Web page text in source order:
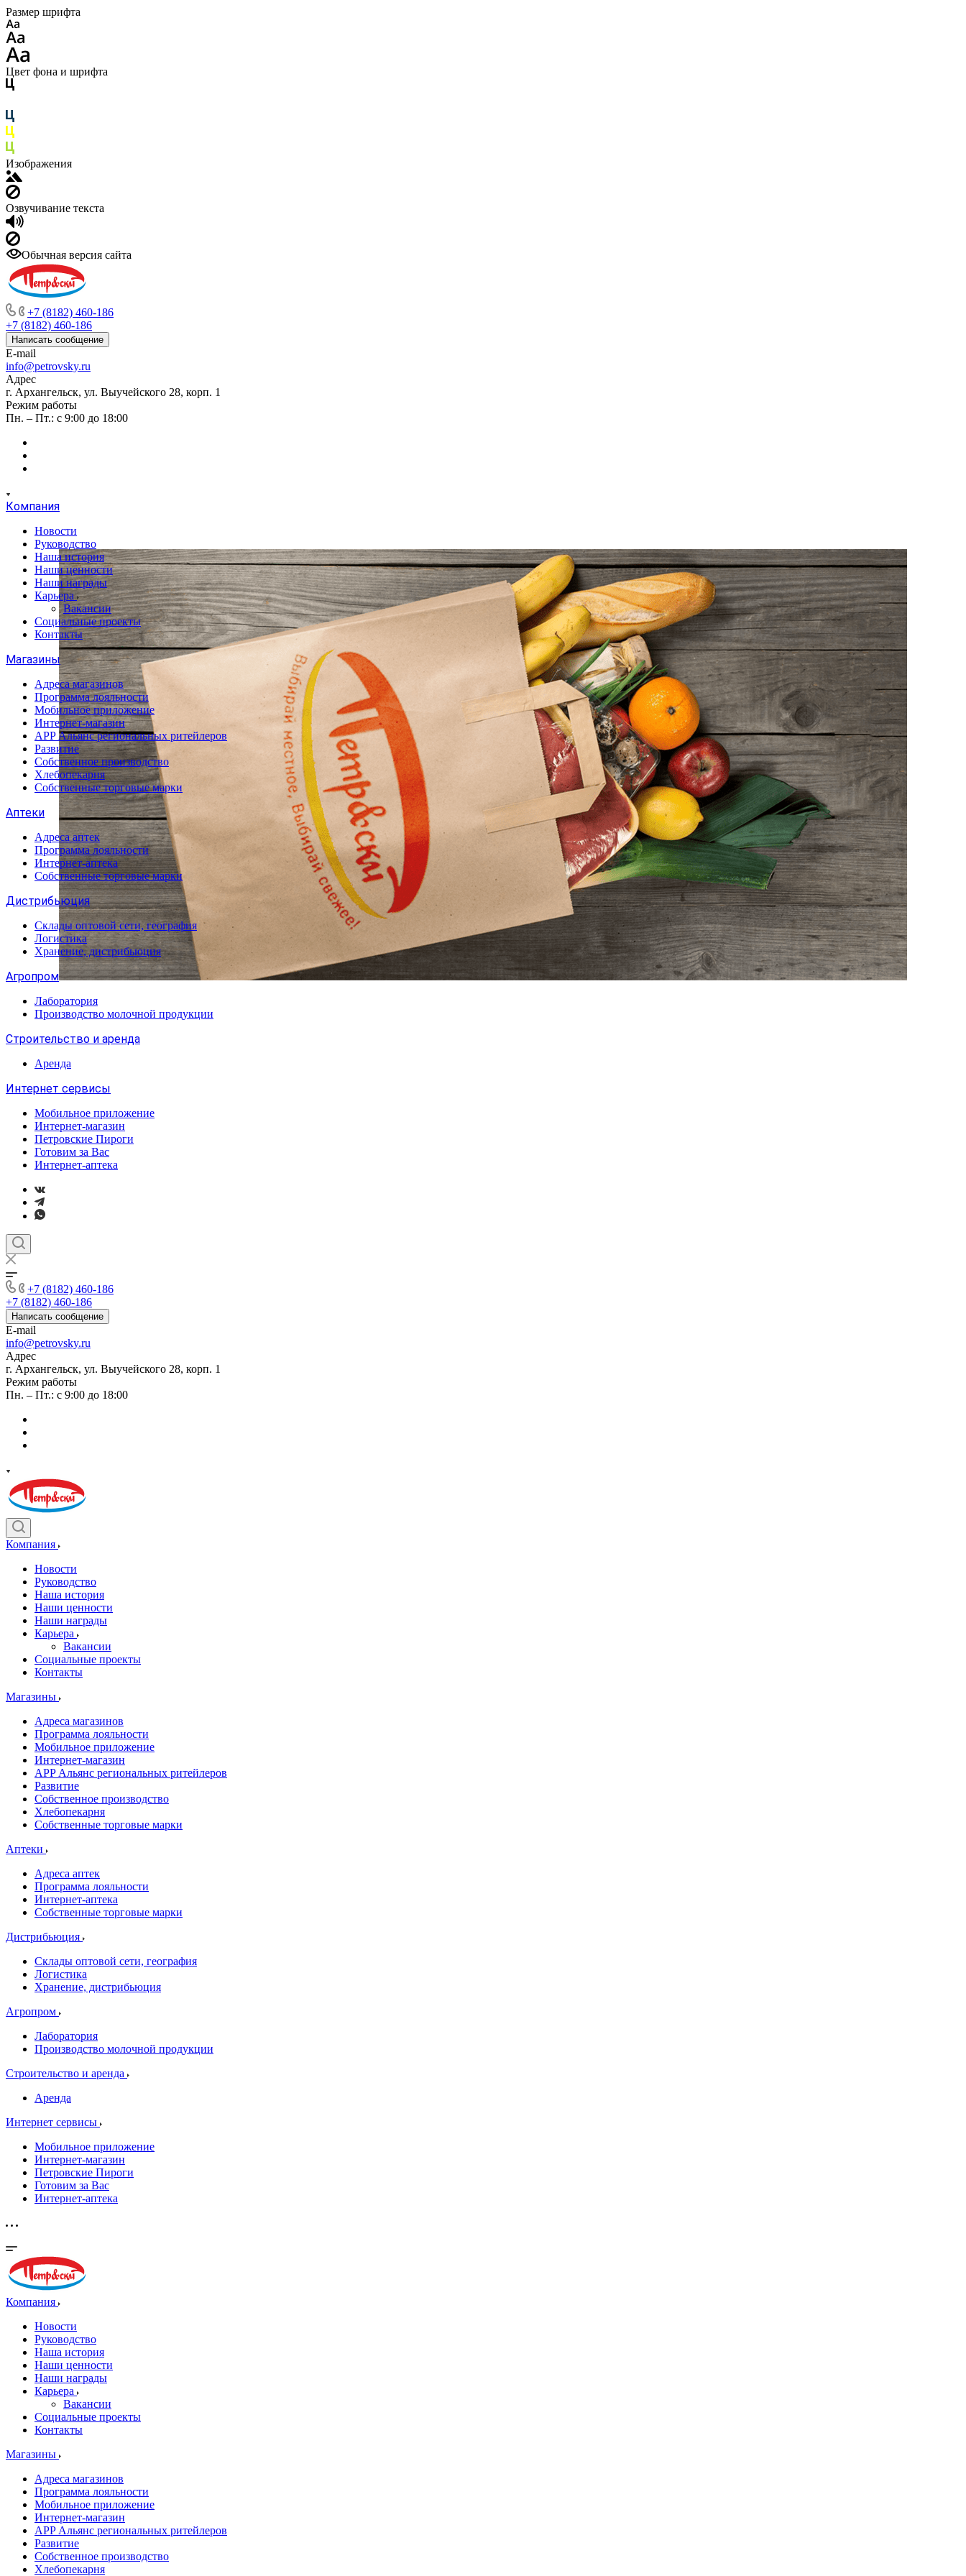
Размер шрифта
Цвет фона и шрифта
Изображения
Озвучивание текста
Обычная версия сайта
+7 (8182) 460-186
+7 (8182) 460-186
Написать сообщение
E-mail
info@petrovsky.ru
Адрес
г. Архангельск, ул. Выучейского 28, корп. 1
Режим работы
Пн. – Пт.: с 9:00 до 18:00
Компания
Новости
Руководство
Наша история
Наши ценности
Наши награды
Карьера
Вакансии
Социальные проекты
Контакты
Магазины
Адреса магазинов
Программа лояльности
Мобильное приложение
Интернет-магазин
APP Альянс региональных ритейлеров
Развитие
Собственное производство
Хлебопекарня
Собственные торговые марки
Аптеки
Адреса аптек
Программа лояльности
Интернет-аптека
Собственные торговые марки
Дистрибьюция
Склады оптовой сети, география
Логистика
Хранение, дистрибьюция
Агропром
Лаборатория
Производство молочной продукции
Строительство и аренда
Аренда
Интернет сервисы
Мобильное приложение
Интернет-магазин
Петровские Пироги
Готовим за Вас
Интернет-аптека
+7 (8182) 460-186
+7 (8182) 460-186
Написать сообщение
E-mail
info@petrovsky.ru
Адрес
г. Архангельск, ул. Выучейского 28, корп. 1
Режим работы
Пн. – Пт.: с 9:00 до 18:00
Компания
Новости
Руководство
Наша история
Наши ценности
Наши награды
Карьера
Вакансии
Социальные проекты
Контакты
Магазины
Адреса магазинов
Программа лояльности
Мобильное приложение
Интернет-магазин
APP Альянс региональных ритейлеров
Развитие
Собственное производство
Хлебопекарня
Собственные торговые марки
Аптеки
Адреса аптек
Программа лояльности
Интернет-аптека
Собственные торговые марки
Дистрибьюция
Склады оптовой сети, география
Логистика
Хранение, дистрибьюция
Агропром
Лаборатория
Производство молочной продукции
Строительство и аренда
Аренда
Интернет сервисы
Мобильное приложение
Интернет-магазин
Петровские Пироги
Готовим за Вас
Интернет-аптека
Компания
Новости
Руководство
Наша история
Наши ценности
Наши награды
Карьера
Вакансии
Социальные проекты
Контакты
Магазины
Адреса магазинов
Программа лояльности
Мобильное приложение
Интернет-магазин
APP Альянс региональных ритейлеров
Развитие
Собственное производство
Хлебопекарня